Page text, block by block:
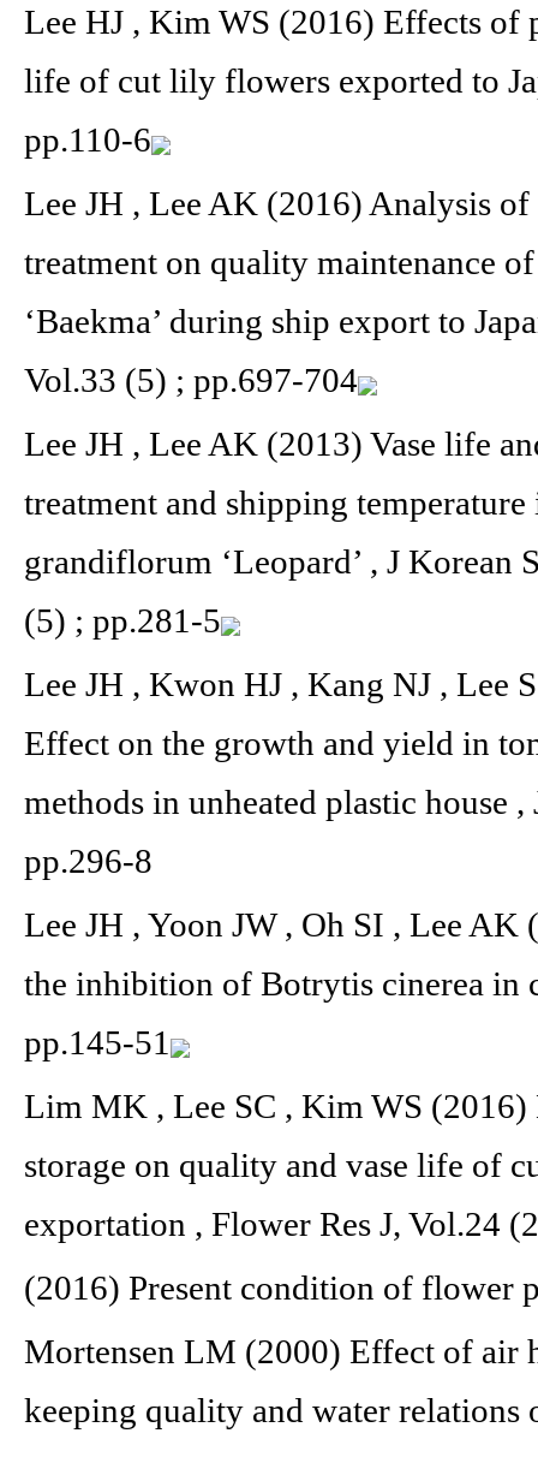
Lee HJ , Kim WS (2016) Effects of
life of cut lily flowers exported to
pp.110-6
Lee JH , Lee AK (2016) Analysis
treatment on quality maintenance
‘Baekma’ during ship export to
Vol.33 (5) ; pp.697-704
Lee JH , Lee AK (2013) Vase life
treatment and shipping
grandiflorum ‘Leopard’ , J Korean
(5) ; pp.281-5
Lee JH , Kwon HJ , Kang NJ , Lee
Effect on the growth and yield in
methods in unheated plastic house
pp.296-8
Lee JH , Yoon JW , Oh SI , Lee
the inhibition of Botrytis cinerea in
pp.145-51
Lim MK , Lee SC , Kim WS (2016)
storage on quality and vase life of
exportation , Flower Res J, Vol.24
(2016) Present condition of flower
Mortensen LM (2000) Effect of
keeping quality and water relations